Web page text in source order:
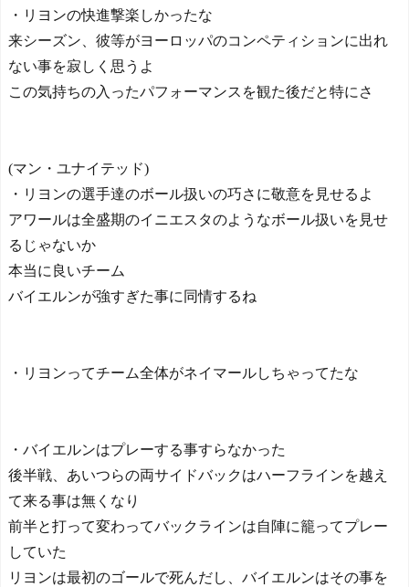
・リヨンの快進撃楽しかったな
来シーズン、彼等がヨーロッパのコンペティションに出れ
ない事を寂しく思うよ
この気持ちの入ったパフォーマンスを観た後だと特にさ
(マン・ユナイテッド)
・リヨンの選手達のボール扱いの巧さに敬意を見せるよ
アワールは全盛期のイニエスタのようなボール扱いを見せ
るじゃないか
本当に良いチーム
バイエルンが強すぎた事に同情するね
・リヨンってチーム全体がネイマールしちゃってたな
・バイエルンはプレーする事すらなかった
後半戦、あいつらの両サイドバックはハーフラインを越え
て来る事は無くなり
前半と打って変わってバックラインは自陣に籠ってプレー
していた
リヨンは最初のゴールで死んだし、バイエルンはその事を